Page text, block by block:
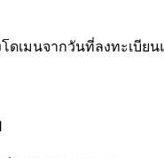
เมนจากวันที่ลงทะเบียน